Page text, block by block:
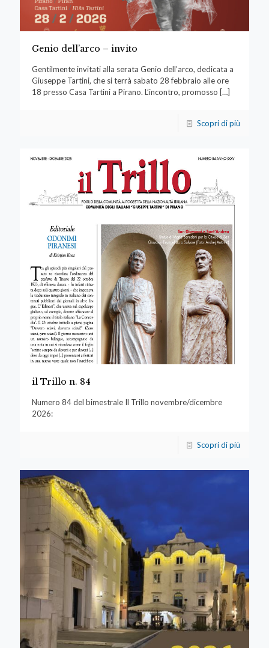
Genio dell’arco – invito
Gentilmente invitati alla serata Genio dell’arco, dedicata a
Giuseppe Tartini, che si terrà sabato 28 febbraio alle ore
18 presso Casa Tartini a Pirano. L’incontro, promosso […]
Scopri di più
il Trillo n. 84
Numero 84 del bimestrale Il Trillo novembre/dicembre
2026:
Scopri di più